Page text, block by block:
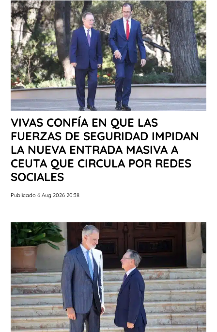
VIVAS CONFÍA EN QUE LAS
FUERZAS DE SEGURIDAD IMPIDAN
LA NUEVA ENTRADA MASIVA A
CEUTA QUE CIRCULA POR REDES
SOCIALES
Publicado 6 Aug 2026 20:38